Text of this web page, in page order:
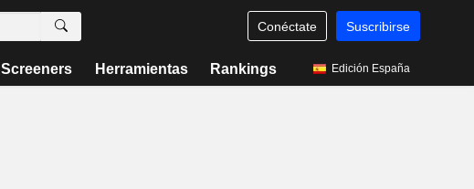
Conéctate Suscribirse
Screeners Herramientas Rankings Edición España